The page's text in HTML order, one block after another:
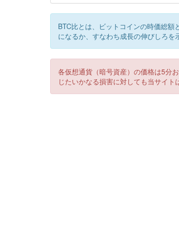
BTC比とは、ビットコインの時価総
になるか、すなわち成長の伸びしろを
各仮想通貨（暗号資産）の価格は5分
じたいかなる損害に対しても当サイト